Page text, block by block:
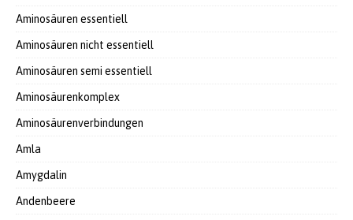
Aminosäuren essentiell
Aminosäuren nicht essentiell
Aminosäuren semi essentiell
Aminosäurenkomplex
Aminosäurenverbindungen
Amla
Amygdalin
Andenbeere